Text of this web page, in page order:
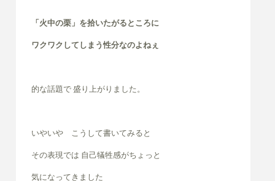
「火中の栗」を拾いたがるところに
ワクワクしてしまう性分なのよねぇ
的な話題で 盛り上がりました。
いやいや こうして書いてみると
その表現では 自己犠牲感がちょっと
気になってきました